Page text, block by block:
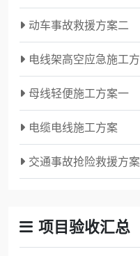
动车事故救援方案二
电线架高空应急施工
母线轻便施工方案一
电缆电线施工方案
交通事故抢险救援方
项目验收汇总